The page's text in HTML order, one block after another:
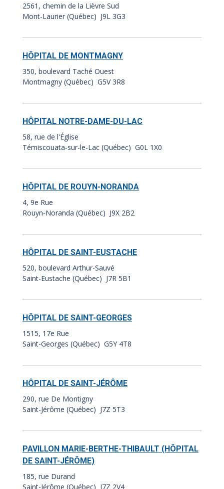
2561, chemin de la Lièvre Sud
Mont-Laurier (Québec) J9L 3G3
HÔPITAL DE MONTMAGNY
350, boulevard Taché Ouest
Montmagny (Québec) G5V 3R8
HÔPITAL NOTRE-DAME-DU-LAC
58, rue de l'Église
Témiscouata-sur-le-Lac (Québec) G0L 1X0
HÔPITAL DE ROUYN-NORANDA
4, 9e Rue
Rouyn-Noranda (Québec) J9X 2B2
HÔPITAL DE SAINT-EUSTACHE
520, boulevard Arthur-Sauvé
Saint-Eustache (Québec) J7R 5B1
HÔPITAL DE SAINT-GEORGES
1515, 17e Rue
Saint-Georges (Québec) G5Y 4T8
HÔPITAL DE SAINT-JÉRÔME
290, rue De Montigny
Saint-Jérôme (Québec) J7Z 5T3
PAVILLON MARIE-BERTHE-THIBAULT (HÔPITAL
DE SAINT-JÉRÔME)
185, rue Durand
Saint-Jérôme (Québec) J7Z 2V4